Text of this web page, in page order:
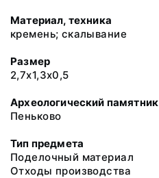
Материал, техника
кремень; скалывание
Размер
2,7х1,3х0,5
Археологический памятник
Пеньково
Тип предмета
Поделочный материал
Отходы производства